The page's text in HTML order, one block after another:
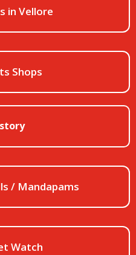
in Vellore
Shops
/ Mandapams
Watch